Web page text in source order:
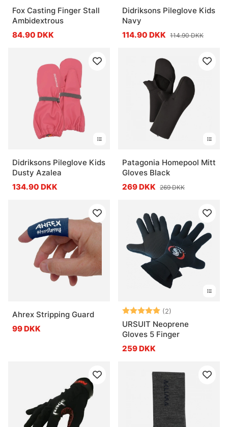
Fox Casting Finger Stall
Ambidextrous
84.90 DKK
Didriksons Pileglove Kids
Navy
114.90 DKK 114.90 DKK
Didriksons Pileglove Kids
Dusty Azalea
134.90 DKK
Patagonia Homepool Mitt
Gloves Black
269 DKK 269 DKK
Ahrex Stripping Guard
99 DKK
Vurdering: (2)
URSUIT Neoprene
Gloves 5 Finger
259 DKK